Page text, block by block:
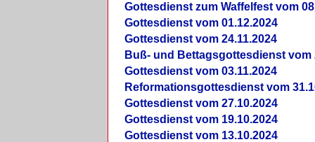
Gottesdienst zum Waffelfest vom
Gottesdienst vom 01.12.2024
Gottesdienst vom 24.11.2024
Buß- und Bettagsgottesdienst vom
Gottesdienst vom 03.11.2024
Reformationsgottesdienst vom
Gottesdienst vom 27.10.2024
Gottesdienst vom 19.10.2024
Gottesdienst vom 13.10.2024